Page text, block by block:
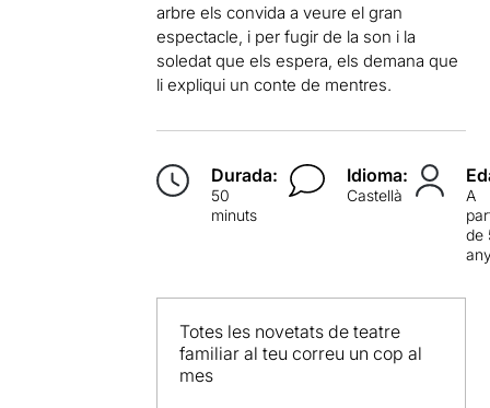
arbre els convida a veure el gran
espectacle, i per fugir de la son i la
soledat que els espera, els demana que
li expliqui un conte de mentres.
Durada:
50
minuts
Idioma:
Castellà
A
de
Totes les novetats de teatre
familiar al teu correu un cop al
mes